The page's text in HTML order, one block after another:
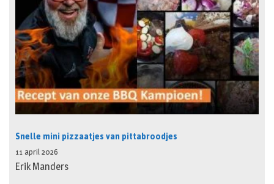
Snelle mini pizzaatjes van pittabroodjes
11 april 2026
Erik Manders